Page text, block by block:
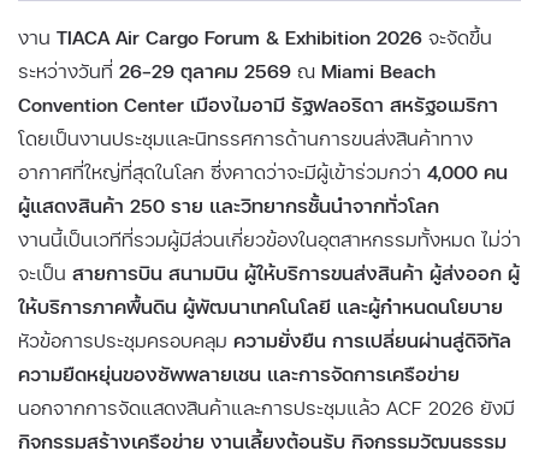
งาน TIACA Air Cargo Forum & Exhibition 2026 จะจัดขึ้น
ระหว่างวันที่ 26–29 ตุลาคม 2569 ณ Miami Beach
Convention Center เมืองไมอามี รัฐฟลอริดา สหรัฐอเมริกา
โดยเป็นงานประชุมและนิทรรศการด้านการขนส่งสินค้าทาง
อากาศที่ใหญ่ที่สุดในโลก ซึ่งคาดว่าจะมีผู้เข้าร่วมกว่า 4,000 คน
ผู้แสดงสินค้า 250 ราย และวิทยากรชั้นนำจากทั่วโลก
งานนี้เป็นเวทีที่รวมผู้มีส่วนเกี่ยวข้องในอุตสาหกรรมทั้งหมด ไม่ว่า
จะเป็น สายการบิน สนามบิน ผู้ให้บริการขนส่งสินค้า ผู้ส่งออก ผู้
ให้บริการภาคพื้นดิน ผู้พัฒนาเทคโนโลยี และผู้กำหนดนโยบาย
หัวข้อการประชุมครอบคลุม ความยั่งยืน การเปลี่ยนผ่านสู่ดิจิทัล
ความยืดหยุ่นของซัพพลายเชน และการจัดการเครือข่าย
นอกจากการจัดแสดงสินค้าและการประชุมแล้ว ACF 2026 ยังมี
กิจกรรมสร้างเครือข่าย งานเลี้ยงต้อนรับ กิจกรรมวัฒนธรรม